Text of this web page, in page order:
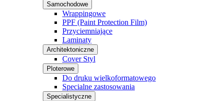
Samochodowe
Wrappingowe
PPF (Paint Protection Film)
Przyciemniające
Laminaty
Architektoniczne
Cover Styl
Ploterowe
Do druku wielkoformatowego
Specialne zastosowania
Specialistyczne